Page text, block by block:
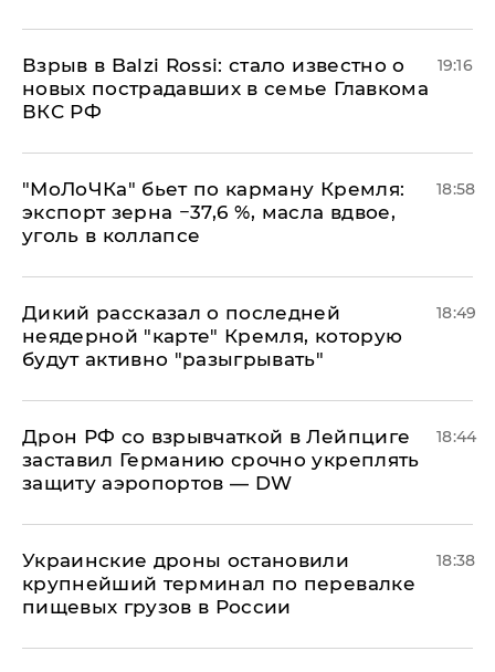
Взрыв в Balzi Rossi: стало известно о
новых пострадавших в семье Главкома
ВКС РФ
19:16
​"МоЛоЧКа" бьет по карману Кремля:
экспорт зерна −37,6 %, масла вдвое,
уголь в коллапсе
18:58
Дикий рассказал о последней
неядерной "карте" Кремля, которую
будут активно "разыгрывать"
18:49
​Дрон РФ со взрывчаткой в Лейпциге
заставил Германию срочно укреплять
защиту аэропортов — DW
18:44
Украинские дроны остановили
крупнейший терминал по перевалке
пищевых грузов в России
18:38